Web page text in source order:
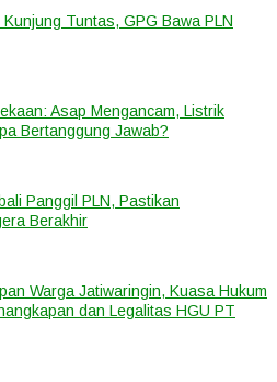
Tuntas, GPG Bawa PLN
Asap Mengancam, Listrik
Bertanggung Jawab?
Panggil PLN, Pastikan
Berakhir
Warga Jatiwaringin, Kuasa Hukum
dan Legalitas HGU PT